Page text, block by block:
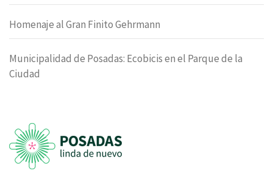
Homenaje al Gran Finito Gehrmann
Municipalidad de Posadas: Ecobicis en el Parque de la
Ciudad